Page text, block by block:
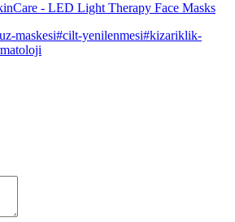
- LED Light Therapy Face Masks
maskesi#cilt-yenilenmesi#kizariklik-